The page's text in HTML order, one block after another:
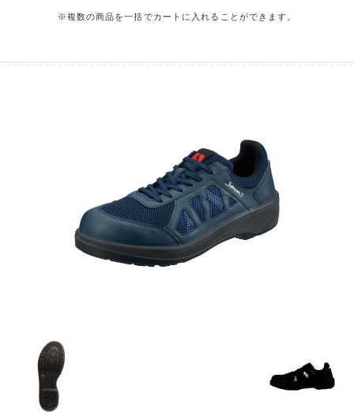
※複数の商品を一括でカートに入れることができます。